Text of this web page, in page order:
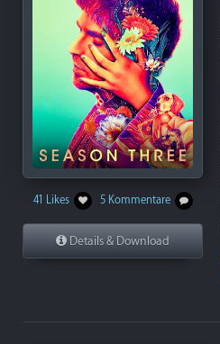
41 Likes 5 Kommentare
Details & Download